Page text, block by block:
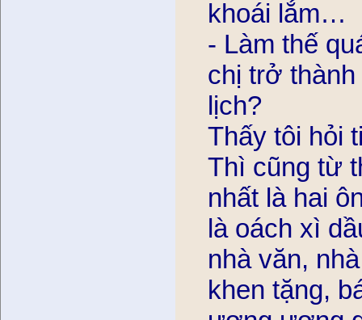
khoái lắm…
- Làm thế
chị trở
lịch?
Thấy tôi hỏi
Thì cũng từ
nhất là hai
là oách xì
nhà văn,
khen tặng,